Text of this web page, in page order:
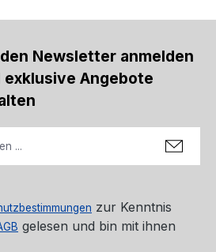
Newsletter anmelden
exklusive Angebote
zur Kenntnis
gelesen und bin mit ihnen